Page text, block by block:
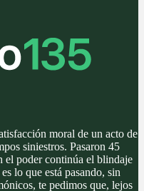
moral de un acto de
siniestros. Pasaron 45
el poder continúa el blindaje
lo que está pasando, sin
te pedimos que, lejos